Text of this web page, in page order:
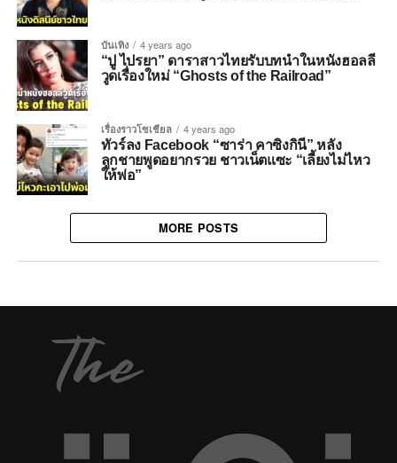
บันเทิง 4 years ago
“ปู ไปรยา” ดาราสาวไทยรับบทนำในหนังฮอลลี
วูดเรื่องใหม่ “Ghosts of the Railroad”
เรื่องราวโซเชียล 4 years ago
ทัวร์ลง Facebook “ซาร่า คาซิงกินี” หลัง
ลูกชายพูดอยากรวย ชาวเน็ตแซะ “เลี้ยงไม่ไหว
ให้พ่อ”
MORE POSTS